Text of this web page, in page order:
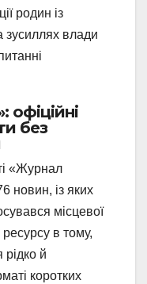
родин із
влади
без
«Журнал
новин, із яких
місцевої
ресурсу в тому,
рідко й
коротких